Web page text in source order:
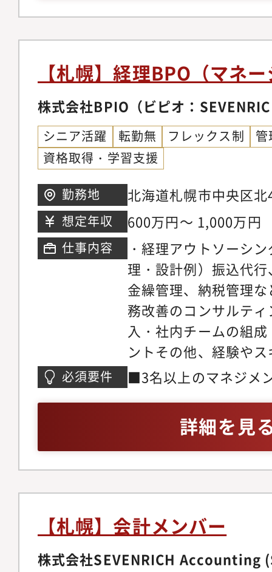
messenger、Zoom
【札幌】経理BPO（マネ
株式会社BPIO（ビピオ：
シニア活躍 転勤無 フレックス制
資格取得・学習支援
勤務地
北海道札幌市中央区
Ｎ4・2ビル11Ｆ
想定年収 600万円～ 1,000万円
仕事内容
・経理アウトソーシ
理・設計例）振込代
金繰管理、納税管理
務改善のコンサルテ
入・社内チームの組
ントその他、経験や
うな業務にも携われ
務で使用する主なツ
リーズ・バクラク請
Slack、messenger
Drive・Kintone【会
調に事業成長を遂げ
2023年ですが、スピ
す。（2023年4月(株
Accountingから分社
必須要件
■3名以上のマネジメ
所、税理士法人、税
事業会社での経理経
詳細を見
【札幌】会計メンバー
株式会社SEVENRICH Accounting